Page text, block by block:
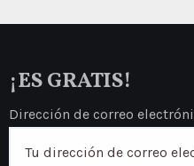
31,80€. 27,20€.
¡ES GRATIS!
Dirección de correo